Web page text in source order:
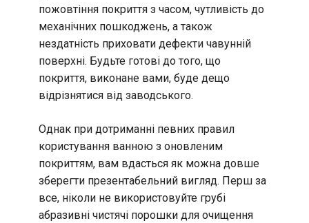
пожовтіння покриття з часом, чутливість до
механічних пошкоджень, а також
нездатність приховати дефекти чавунній
поверхні. Будьте готові до того, що
покриття, виконане вами, буде дещо
відрізнятися від заводського.
Однак при дотриманні певних правил
користування ванною з оновленим
покриттям, вам вдасться як можна довше
зберегти презентабельний вигляд. Перш за
все, ніколи не використовуйте грубі
абразивні чистячі порошки для очищення